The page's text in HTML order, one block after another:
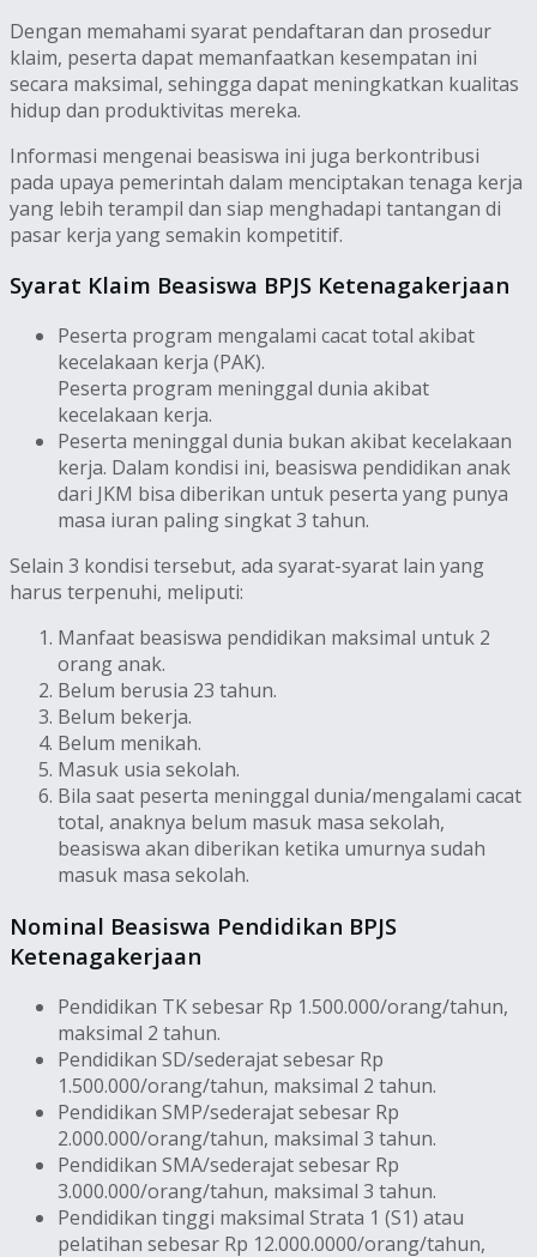
Dengan memahami syarat pendaftaran dan prosedur
klaim, peserta dapat memanfaatkan kesempatan ini
secara maksimal, sehingga dapat meningkatkan kualitas
hidup dan produktivitas mereka.
Informasi mengenai beasiswa ini juga berkontribusi
pada upaya pemerintah dalam menciptakan tenaga kerja
yang lebih terampil dan siap menghadapi tantangan di
pasar kerja yang semakin kompetitif.
Syarat Klaim Beasiswa BPJS Ketenagakerjaan
Peserta program mengalami cacat total akibat
kecelakaan kerja (PAK).
Peserta program meninggal dunia akibat
kecelakaan kerja.
Peserta meninggal dunia bukan akibat kecelakaan
kerja. Dalam kondisi ini, beasiswa pendidikan anak
dari JKM bisa diberikan untuk peserta yang punya
masa iuran paling singkat 3 tahun.
Selain 3 kondisi tersebut, ada syarat-syarat lain yang
harus terpenuhi, meliputi:
Manfaat beasiswa pendidikan maksimal untuk 2
orang anak.
Belum berusia 23 tahun.
Belum bekerja.
Belum menikah.
Masuk usia sekolah.
Bila saat peserta meninggal dunia/mengalami cacat
total, anaknya belum masuk masa sekolah,
beasiswa akan diberikan ketika umurnya sudah
masuk masa sekolah.
Nominal Beasiswa Pendidikan BPJS
Ketenagakerjaan
Pendidikan TK sebesar Rp 1.500.000/orang/tahun,
maksimal 2 tahun.
Pendidikan SD/sederajat sebesar Rp
1.500.000/orang/tahun, maksimal 2 tahun.
Pendidikan SMP/sederajat sebesar Rp
2.000.000/orang/tahun, maksimal 3 tahun.
Pendidikan SMA/sederajat sebesar Rp
3.000.000/orang/tahun, maksimal 3 tahun.
Pendidikan tinggi maksimal Strata 1 (S1) atau
pelatihan sebesar Rp 12.000.0000/orang/tahun,